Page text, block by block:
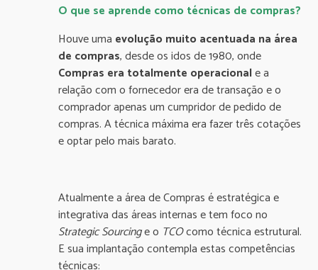
O que se aprende como técnicas de compras?
Houve uma evolução muito acentuada na área
de compras, desde os idos de 1980, onde
Compras era totalmente operacionale a
relação com o fornecedor era de transação e o
comprador apenas um cumpridor de pedido de
compras. A técnica máxima era fazer três cotações
e optar pelo mais barato.
Atualmente a área de Compras é estratégica e
integrativa das áreas internas e tem foco no
Strategic Sourcinge o TCOcomo técnica estrutural.
E sua implantação contempla estas competências
técnicas: